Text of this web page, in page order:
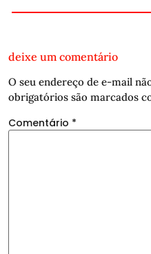
deixe um comentário
O seu endereço de e-mail
obrigatórios são marcados
Comentário *